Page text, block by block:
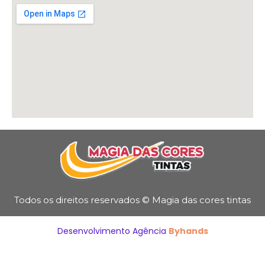
Todos os direitos reservados © Magia das cores tintas
Desenvolvimento Agência Byhands